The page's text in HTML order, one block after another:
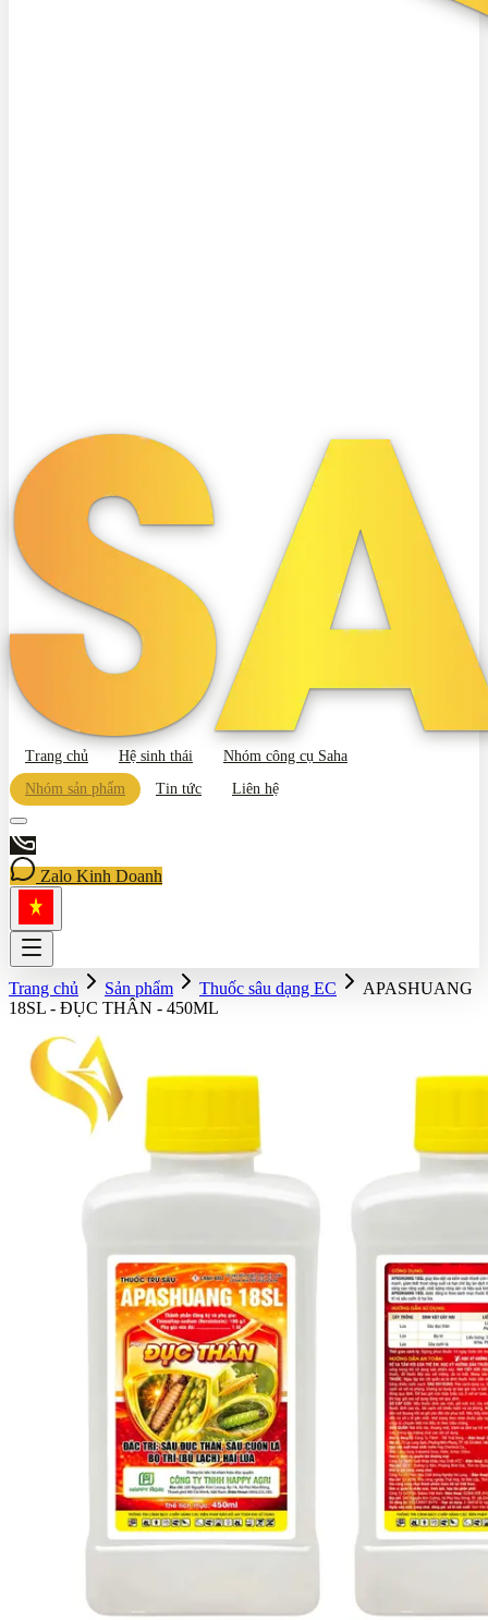
Trang chủ Hệ sinh thái
Nhóm công cụ Saha
Nhóm sản phẩm
Tin tức Liên hệ
Zalo Kinh Doanh
Trang chủ Sản phẩm Thuốc sâu dạng EC
APASHUANG
18SL - ĐỤC THÂN - 450ML